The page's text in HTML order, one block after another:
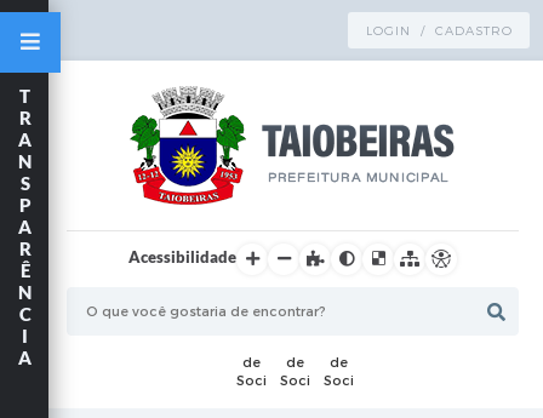
LOGIN / CADASTRO
Acessibilidade
T
R
A
N
S
P
A
R
Ê
N
C
I
A